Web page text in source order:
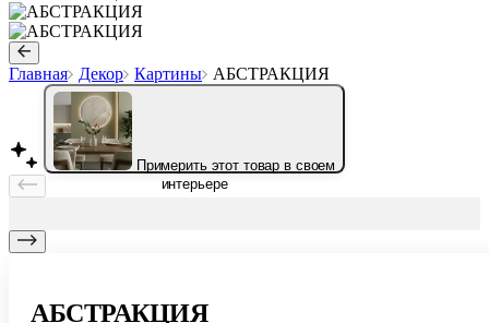
Главная Декор Картины АБСТРАКЦИЯ
Примерить этот товар в своем
интерьере
АБСТРАКЦИЯ